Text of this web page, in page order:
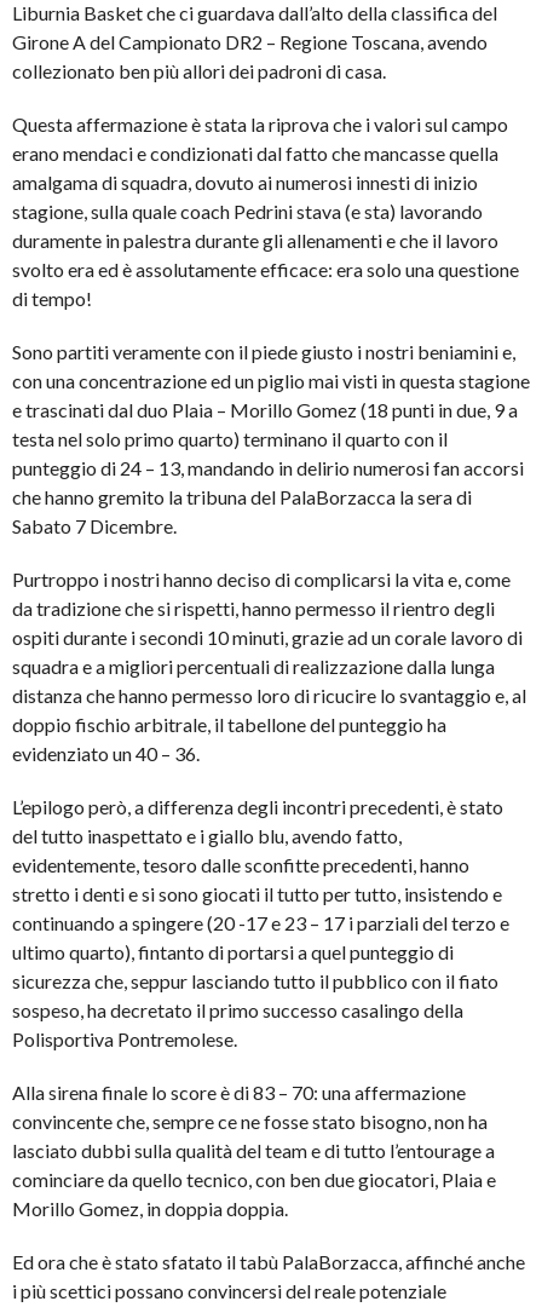
Liburnia Basket che ci guardava dall’alto della classifica del
Girone A del Campionato DR2 – Regione Toscana, avendo
collezionato ben più allori dei padroni di casa.
Questa affermazione è stata la riprova che i valori sul campo
erano mendaci e condizionati dal fatto che mancasse quella
amalgama di squadra, dovuto ai numerosi innesti di inizio
stagione, sulla quale coach Pedrini stava (e sta) lavorando
duramente in palestra durante gli allenamenti e che il lavoro
svolto era ed è assolutamente efficace: era solo una questione
di tempo!
Sono partiti veramente con il piede giusto i nostri beniamini e,
con una concentrazione ed un piglio mai visti in questa stagione
e trascinati dal duo Plaia – Morillo Gomez (18 punti in due, 9 a
testa nel solo primo quarto) terminano il quarto con il
punteggio di 24 – 13, mandando in delirio numerosi fan accorsi
che hanno gremito la tribuna del PalaBorzacca la sera di
Sabato 7 Dicembre.
Purtroppo i nostri hanno deciso di complicarsi la vita e, come
da tradizione che si rispetti, hanno permesso il rientro degli
ospiti durante i secondi 10 minuti, grazie ad un corale lavoro di
squadra e a migliori percentuali di realizzazione dalla lunga
distanza che hanno permesso loro di ricucire lo svantaggio e, al
doppio fischio arbitrale, il tabellone del punteggio ha
evidenziato un 40 – 36.
L’epilogo però, a differenza degli incontri precedenti, è stato
del tutto inaspettato e i giallo blu, avendo fatto,
evidentemente, tesoro dalle sconfitte precedenti, hanno
stretto i denti e si sono giocati il tutto per tutto, insistendo e
continuando a spingere (20 -17 e 23 – 17 i parziali del terzo e
ultimo quarto), fintanto di portarsi a quel punteggio di
sicurezza che, seppur lasciando tutto il pubblico con il fiato
sospeso, ha decretato il primo successo casalingo della
Polisportiva Pontremolese.
Alla sirena finale lo score è di 83 – 70: una affermazione
convincente che, sempre ce ne fosse stato bisogno, non ha
lasciato dubbi sulla qualità del team e di tutto l’entourage a
cominciare da quello tecnico, con ben due giocatori, Plaia e
Morillo Gomez, in doppia doppia.
Ed ora che è stato sfatato il tabù PalaBorzacca, affinché anche
i più scettici possano convincersi del reale potenziale